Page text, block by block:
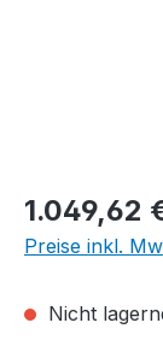
Regulärer
1.049,62
Preise inkl.
Nicht